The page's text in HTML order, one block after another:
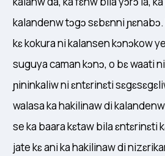
kalandenw tɔgɔ sɛbɛnni
kɛ kokura ni kalansen kɔnɔkow
suguya caman kɔnɔ, o bɛ waati
ɲininkaliw ni ɛntɛrinɛti
walasa ka hakilinaw di
se ka baara kɛtaw bila ɛntɛrinɛti
jate kɛ ani ka hakilinaw di